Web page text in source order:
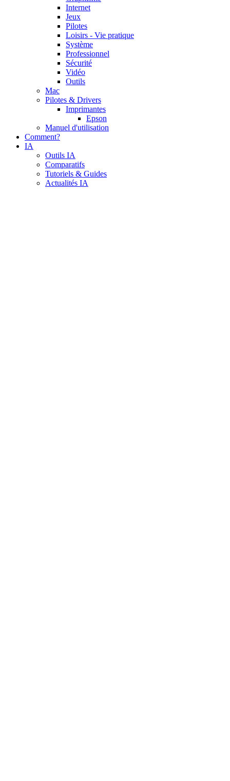
Internet
Jeux
Pilotes
Loisirs - Vie pratique
Système
Professionnel
Sécurité
Vidéo
Outils
Mac
Pilotes & Drivers
Imprimantes
Epson
Manuel d'utilisation
Comment?
IA
Outils IA
Comparatifs
Tutoriels & Guides
Actualités IA